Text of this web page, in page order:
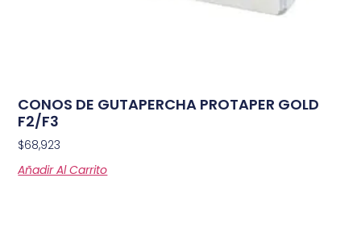
CONOS DE GUTAPERCHA PROTAPER GOLD
F2/F3
$68,923
Añadir Al Carrito